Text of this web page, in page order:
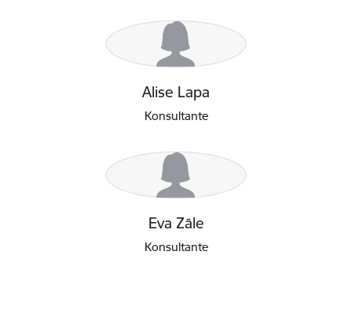
Alise Lapa
Konsultante
Eva Zāle
Konsultante